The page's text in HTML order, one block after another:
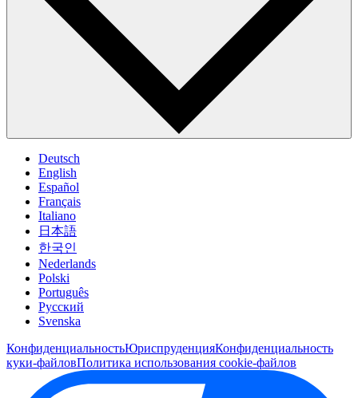
Deutsch
English
Español
Français
Italiano
日本語
한국인
Nederlands
Polski
Português
Pусский
Svenska
КонфиденциальностьЮриспруденцияКонфиденциальность
куки-файловПолитика использования cookie-файлов